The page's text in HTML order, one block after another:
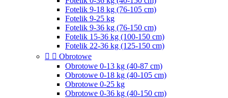
Fotelik 9-18 kg (76-105 cm)
Fotelik 9-25 kg
Fotelik 9-36 kg (76-150 cm)
Fotelik 15-36 kg (100-150 cm)
Fotelik 22-36 kg (125-150 cm)
  Obrotowe
Obrotowe 0-13 kg (40-87 cm)
Obrotowe 0-18 kg (40-105 cm)
Obrotowe 0-25 kg
Obrotowe 0-36 kg (40-150 cm)